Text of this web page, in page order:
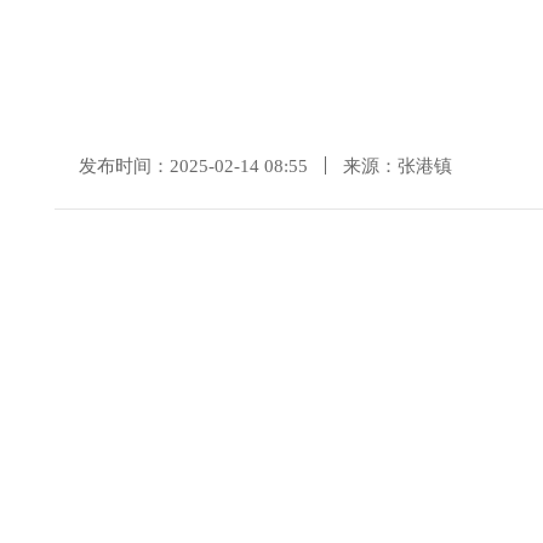
发布时间：2025-02-14 08:55 来源：张港镇